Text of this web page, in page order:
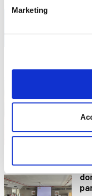
Marketing
17 Luglio 2026
16 Luglio 2026